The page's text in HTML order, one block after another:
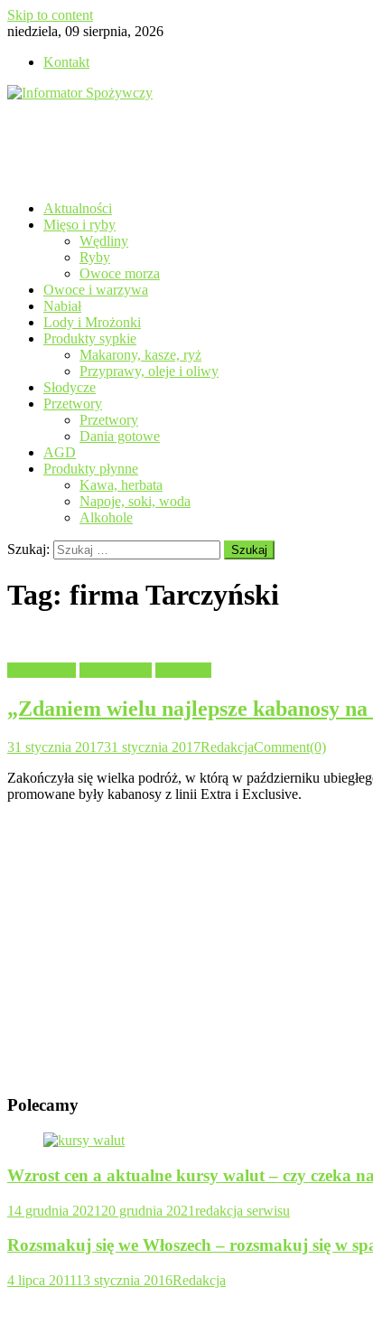
Skip to content
niedziela, 09 sierpnia, 2026
Kontakt
Aktualności
Mięso i ryby
Wędliny
Ryby
Owoce morza
Owoce i warzywa
Nabiał
Lody i Mrożonki
Produkty sypkie
Makarony, kasze, ryż
Przyprawy, oleje i oliwy
Słodycze
Przetwory
Przetwory
Dania gotowe
AGD
Produkty płynne
Kawa, herbata
Napoje, soki, woda
Alkohole
Szukaj:
Tag: firma Tarczyński
„Zdaniem wielu najlepsze kabanosy
31 stycznia 201731 stycznia 2017RedakcjaComment(0)
Zakończyła się wielka podróż, w którą w październiku
promowane były kabanosy z linii Extra i Exclusive.
Polecamy
Wzrost cen a aktualne kursy walut – czy czeka
14 grudnia 2021 20 grudnia 2021redakcja serwisu
Rozsmakuj się we Włoszech – rozsmakuj się w
4 lipca 201113 stycznia 2016Redakcja